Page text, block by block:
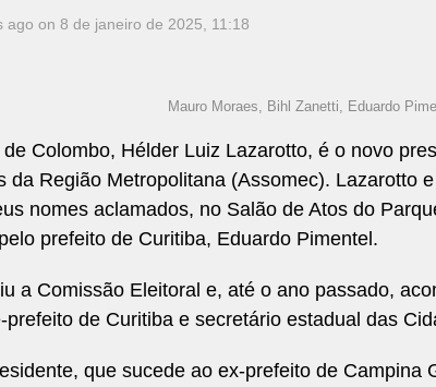
ago on 8 de janeiro de 2025, 11:18
Mauro Moraes, Bihl Zanetti, Eduardo
Colombo, Hélder Luiz Lazarotto, é o novo
da Região Metropolitana (Assomec). Lazarotto
nomes aclamados, no Salão de Atos do
prefeito de Curitiba, Eduardo Pimentel.
a Comissão Eleitoral e, até o ano passado,
prefeito de Curitiba e secretário estadual das
que sucede ao ex-prefeito de Campina